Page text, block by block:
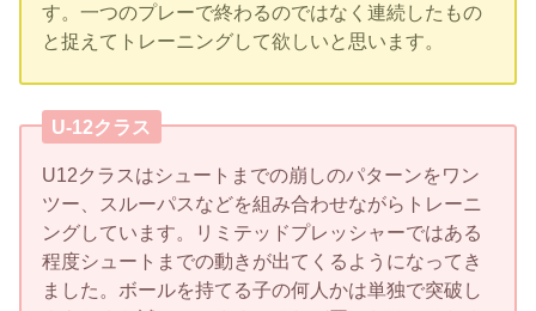
す。一つのプレーで終わるのではなく連続したもの
と捉えてトレーニングして欲しいと思います。
U-12クラス
U12クラスはシュートまでの崩しのパターンをワン
ツー、スルーパスなどを組み合わせながらトレーニ
ングしています。リミテッドプレッシャーではある
程度シュートまでの動きが出てくるようになってき
ました。ボールを持てる子の何人かは単独で突破し